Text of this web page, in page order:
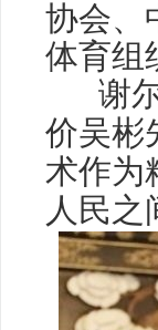
协会、
体育组
谢尔
价吴彬
术作为
人民之